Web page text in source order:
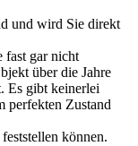
und wird Sie direkt
fast gar nicht
über die Jahre
Es gibt keinerlei
perfekten Zustand
können.